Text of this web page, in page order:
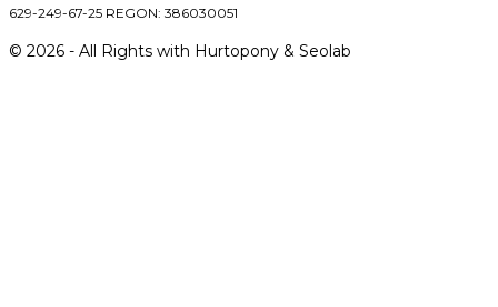
629-249-67-25 REGON: 386030051
© 2026 - All Rights with Hurtopony & Seolab